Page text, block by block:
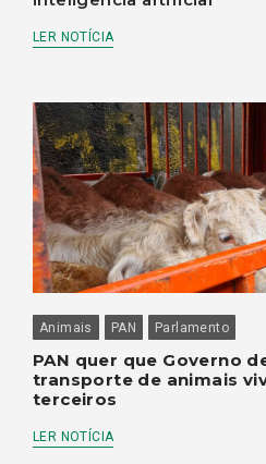
LER NOTÍCIA
Animais PAN Parlamento
PAN quer que Governo
transporte de animais
terceiros
LER NOTÍCIA